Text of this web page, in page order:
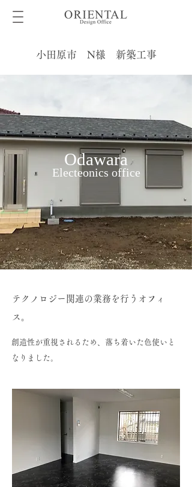
小田原市 N様 新築工事
Odawara
Electeonics office
テクノロジー関連の業務を行うオフィ
ス。
創造性が重視されるため、落ち着いた色使いと
なりました。